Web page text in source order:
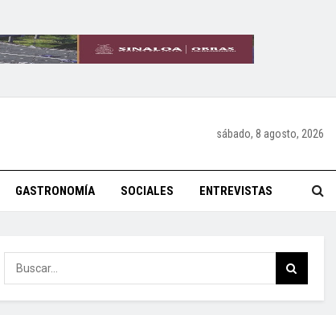
sábado, 8 agosto, 2026
GASTRONOMÍA SOCIALES ENTREVISTAS